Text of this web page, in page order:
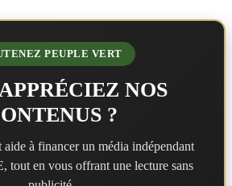
PEUPLE VERT
NOS
?
aide à financer un média indépendant
tout en vous offrant une lecture sans